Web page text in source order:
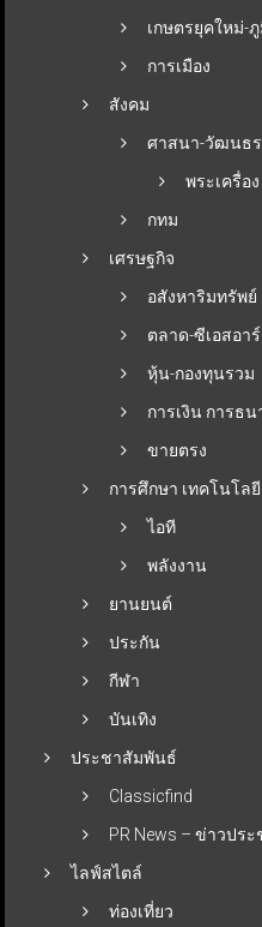
เกษตรยุคใหม่-
การเมือง
สังคม
ศาสนา-วัฒนธ
พระเครื่อง
กทม
เศรษฐกิจ
อสังหาริมทรัพย์
ตลาด-ซีเอสอาร์
หุ้น-กองทุนรวม
การเงิน การธน
ขายตรง
การศึกษา เทคโนโลยี
ไอที
พลังงาน
ยานยนต์
ประกัน
กีฬา
บันเทิง
ประชาสัมพันธ์
Classicfind
PR News – ข่าวปร
ไลฟ์สไตล์
ท่องเที่ยว